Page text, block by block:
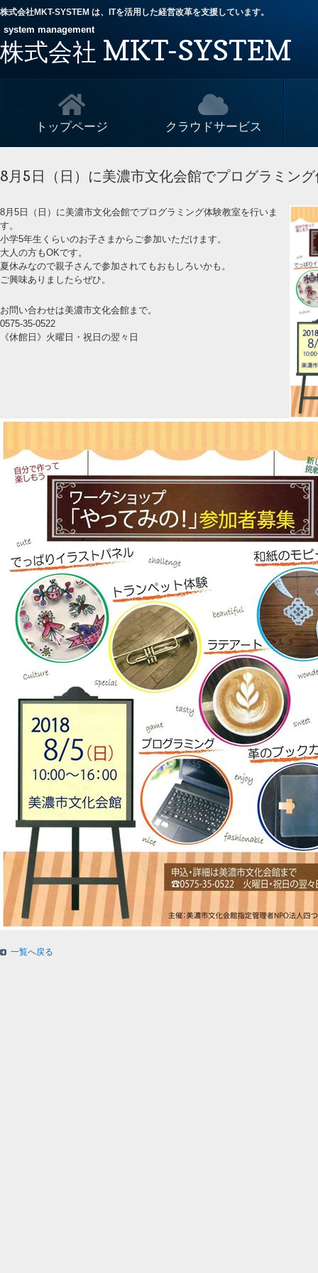
株式会社MKT-SYSTEM は、ITを活用した経営改革を支援しています。
system management
株式会社 MKT-SYSTEM
トップページ クラウドサービス
8月5日（日）に美濃市文化会館でプログラミン
8月5日（日）に美濃市文化会館でプログラミング体験教室を行いま
す。
小学5年生くらいのお子さまからご参加いただけます。
大人の方もOKです。
夏休みなので親子さんで参加されてもおもしろいかも。
ご興味ありましたらぜひ。
お問い合わせは美濃市文化会館まで。
0575-35-0522
《休館日》火曜日・祝日の翌々日
一覧へ戻る